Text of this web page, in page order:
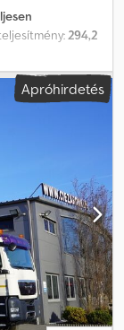
294,2
mechanikai,
426 h,
/ 426 MTH !!! /
400 LE
Pumi
és
méter 426 MTH
Rádió
műszaki állapot
Apróhirdetés